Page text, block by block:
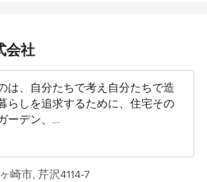
会社
は、自分たちで考え自分たちで造
らしを追求するために、住宅その
ーデン、...
崎市, 芹沢4114-7